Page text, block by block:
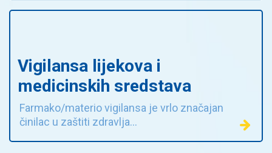
Vigilansa lijekova i
medicinskih sredstava
Farmako/materio vigilansa je vrlo značajan
činilac u zaštiti zdravlja...